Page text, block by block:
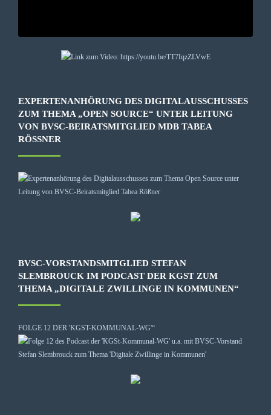
EXPERTENANHÖRUNG DES DIGITALAUSSCHUSSES
ZUM THEMA „OPEN SOURCE“ UNTER LEITUNG
VON BVSC-BEIRATSMITGLIED MDB TABEA
RÖSSNER
BVSC-VORSTANDSMITGLIED STEFAN
SLEMBROUCK IM PODCAST DER KGST ZUM
THEMA „DIGITALE ZWILLINGE IN KOMMUNEN“
FOLGE 12 DER 'KGST-KOMMUNAL-WG'“